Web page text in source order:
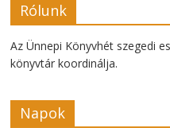
Rólunk
Az Ünnepi Könyvhét szegedi
könyvtár koordinálja.
Napok